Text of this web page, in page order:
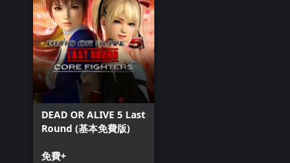
DEAD OR ALIVE 5 Last
Round (基本免費版)
免費+